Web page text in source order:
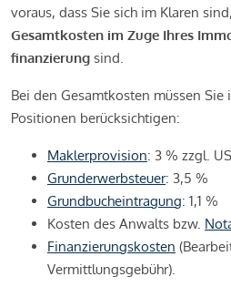
voraus, dass Sie sich im Klaren
Gesamtkosten im Zuge Ihres
finanzierung sind.
Bei den Gesamtkosten müssen
Positionen berücksichtigen:
Maklerprovision: 3 % zzgl.
Grunderwerbsteuer: 3,5 %
Grundbucheintragung: 1,1 %
Kosten des Anwalts bzw.
Finanzierungskosten
Vermittlungsgebühr).